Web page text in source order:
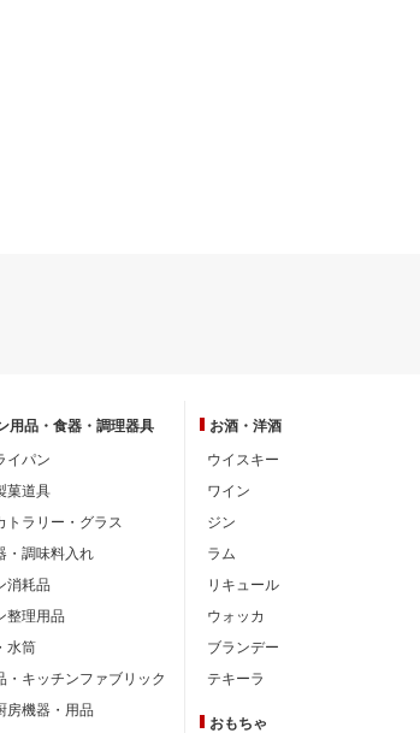
用品・ 食器・調理器具
イパン
菓道具
トラリー・グラス
・調味料入れ
消耗品
整理用品
水筒
・キッチンファブリック
房機器・用品
お酒・洋酒
ウイスキー
ワイン
ジン
ラム
リキュール
ウォッカ
ブランデー
テキーラ
おもちゃ